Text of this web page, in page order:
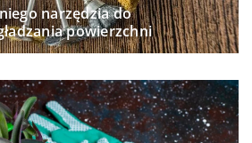
narzędzia do
powierzchni